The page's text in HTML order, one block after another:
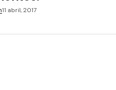
11 abril, 2017